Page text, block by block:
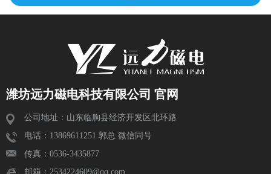
潍坊远力磁电科技有限公司 官网
公司地址：山东临朐县经济开发区北环路
电话：13869611251 郭总 微信同号
传真：0536-3435877
邮箱：2534224609@qq.com